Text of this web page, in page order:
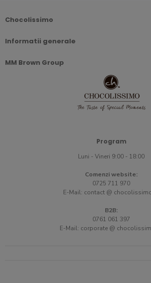
Chocolissimo
Informatii generale
MM Brown Group
Program
Luni - Vineri 9:00 - 18:00
Comenzi website:
0725 711 970
E-Mail: contact @
B2B:
0761 061 397
E-Mail: corporate @